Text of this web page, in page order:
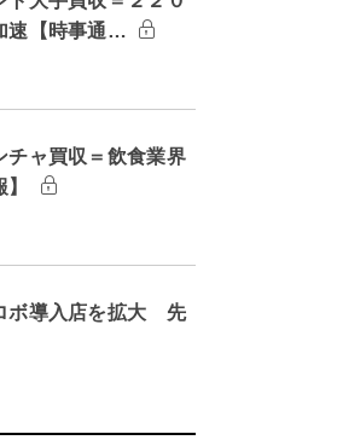
速【時事通…
チャ買収＝飲食業界
】
ボ導入店を拡大 先